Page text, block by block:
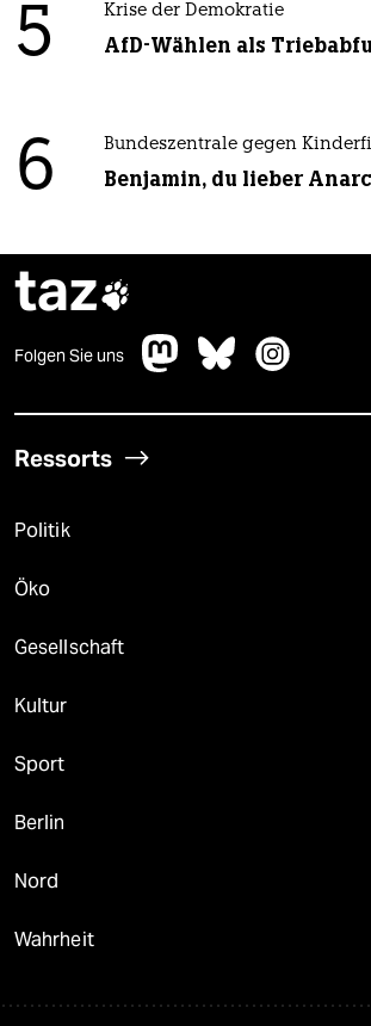
5 Krise der Demokratie
AfD-Wählen als
6 Bundeszentrale gegen
Benjamin, du lieber
taz
Folgen Sie uns
Ressorts
Politik
Öko
Gesellschaft
Kultur
Sport
Berlin
Nord
Wahrheit